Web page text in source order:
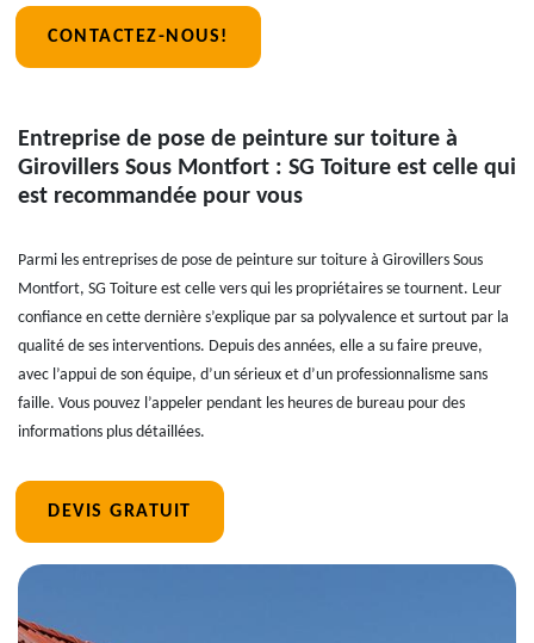
CONTACTEZ-NOUS!
Entreprise de pose de peinture sur toiture à
Girovillers Sous Montfort : SG Toiture est celle qui
est recommandée pour vous
Parmi les entreprises de pose de peinture sur toiture à Girovillers Sous
Montfort, SG Toiture est celle vers qui les propriétaires se tournent. Leur
confiance en cette dernière s’explique par sa polyvalence et surtout par la
qualité de ses interventions. Depuis des années, elle a su faire preuve,
avec l’appui de son équipe, d’un sérieux et d’un professionnalisme sans
faille. Vous pouvez l’appeler pendant les heures de bureau pour des
informations plus détaillées.
DEVIS GRATUIT